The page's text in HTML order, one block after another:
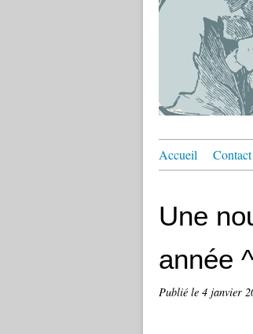
Accueil Contact
Une
année
Publié le 4 janvier